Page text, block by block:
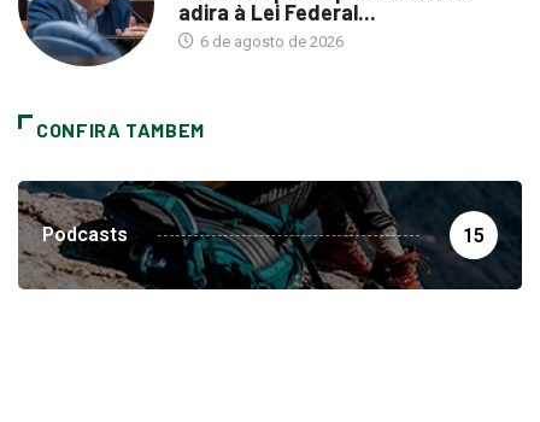
adira à Lei Federal...
6 de agosto de 2026
CONFIRA TAMBEM
Podcasts 15